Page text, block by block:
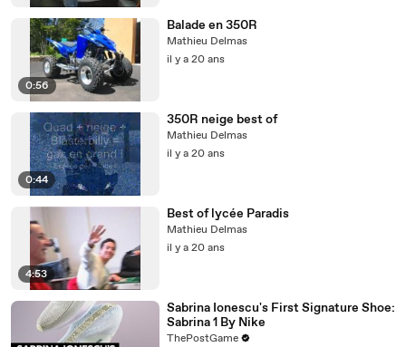
0:56
Balade en 350R
Mathieu Delmas
il y a 20 ans
0:44
350R neige best of
Mathieu Delmas
il y a 20 ans
4:53
Best of lycée Paradis
Mathieu Delmas
il y a 20 ans
Sabrina Ionescu's First Signature Shoe:
Sabrina 1 By Nike
ThePostGame